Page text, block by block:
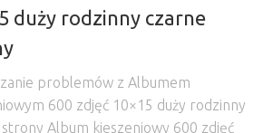
duży rodzinny czarne
problemów z Albumem
600 zdjęć 10×15 duży rodzinny
Album kieszeniowy 600 zdjęć